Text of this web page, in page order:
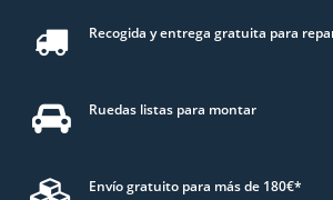
Recogida y entrega gratuita para
Ruedas listas para montar
Envío gratuito para más de 180€*